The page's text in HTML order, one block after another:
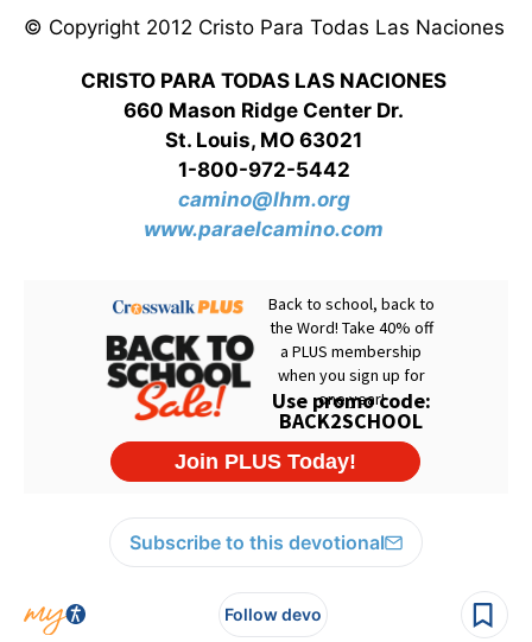
© Copyright 2012 Cristo Para Todas Las Naciones
CRISTO PARA TODAS LAS NACIONES
660 Mason Ridge Center Dr.
St. Louis, MO 63021
1-800-972-5442
camino@lhm.org
www.paraelcamino.com
Subscribe to this devotional
Follow devo